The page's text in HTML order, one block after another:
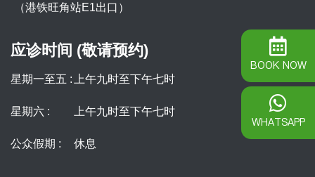
（港铁旺角站E1出口）
应诊时间 (敬请预约)
星期一至五 : 上午九时至下午七时
星期六 : 上午九时至下午七时
公众假期 : 休息
BOOK NOW
WHATSAPP